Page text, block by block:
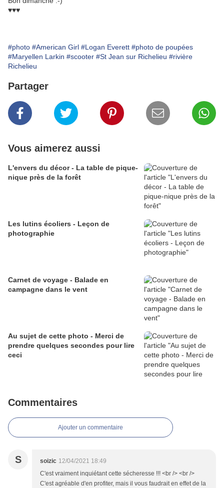
♥♥♥
#photo #American Girl #Logan Everett #photo de poupées
#Maryellen Larkin #scooter #St Jean sur Richelieu #rivière
Richelieu
Partager
Vous aimerez aussi
L'envers du décor - La table de pique-
nique près de la forêt
Les lutins écoliers - Leçon de
photographie
Carnet de voyage - Balade en
campagne dans le vent
Au sujet de cette photo - Merci de
prendre quelques secondes pour lire
ceci
Commentaires
Ajouter un commentaire
S soizic 12/04/2021 18:49
C'est vraiment inquiétant cette sécheresse !!! <br /> <br />
C'est agréable d'en profiter, mais il vous faudrait en effet de la